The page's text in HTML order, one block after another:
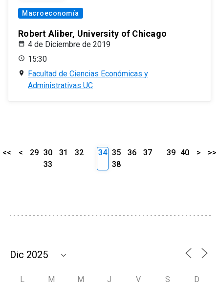
Macroeconomía
Robert Aliber, University of Chicago
4 de Diciembre de 2019
15:30
Facultad de Ciencias Económicas y
Administrativas UC
<< < 29 30 31
32
33
34 35 36
37
38
39 40 > >>
L M M J V S D